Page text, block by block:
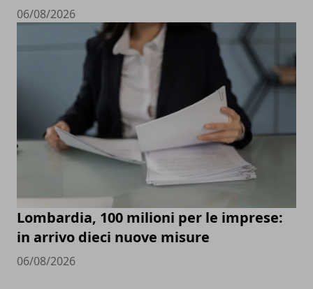
06/08/2026
Lombardia, 100 milioni per le imprese:
in arrivo dieci nuove misure
06/08/2026